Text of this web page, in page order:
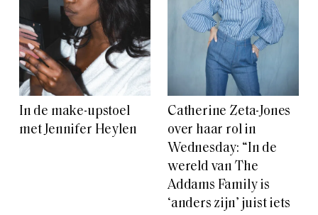
In de make-upstoel
met Jennifer Heylen
Catherine Zeta-Jones
over haar rol in
Wednesday: “In de
wereld van The
Addams Family is
‘anders zijn’ juist iets